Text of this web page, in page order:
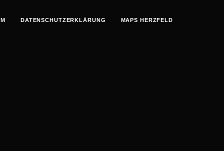
DATENSCHUTZERKLÄRUNG MAPS HERZFELD